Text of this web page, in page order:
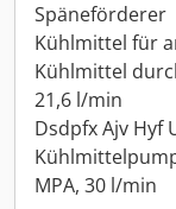
Späneförderer
Kühlmittel für
Kühlmittel
21,6 l/min
Dsdpfx Ajv Hyf
MPA, 30 l/min